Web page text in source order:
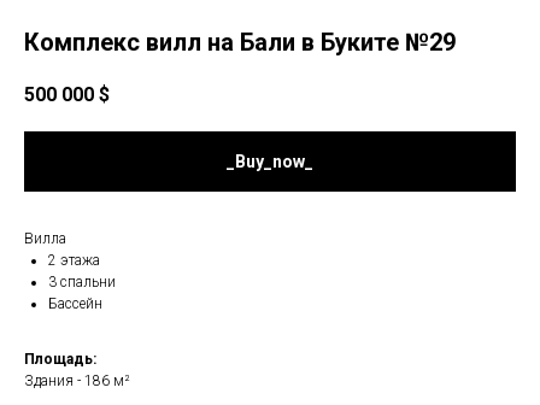
Комплекс вилл на Бали в Буките №29
500 000 $
_Buy_now_
Вилла
2 этажа
3 спальни
Бассейн
Площадь:
Здания - 186 м²